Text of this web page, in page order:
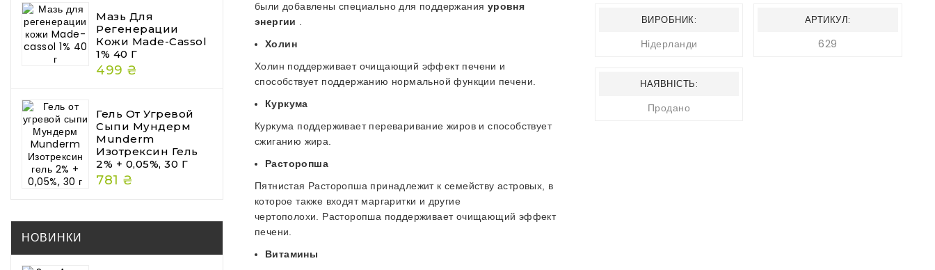
Мазь Для
Регенерации
Кожи Made-Cassol
1% 40 Г
499 ₴
Гель От Угревой
Сыпи Мундерм
Munderm
Изотрексин Гель
2% + 0,05%, 30 Г
781 ₴
НОВИНКИ
ВИРОБНИК:
Нідерланди
АРТИКУЛ:
629
НАЯВНІСТЬ:
Продано
были добавлены специально для поддержания уровня
энергии
Холин
Холин поддерживает очищающий эффект печени и
способствует поддержанию нормальной функции печени.
Куркума
Куркума поддерживает переваривание жиров и способствует
сжиганию жира.
Расторопша
Пятнистая Расторопша принадлежит к семейству астровых, в
которое также входят маргаритки и другие
чертополохи. Расторопша поддерживает очищающий эффект
печени.
Витамины